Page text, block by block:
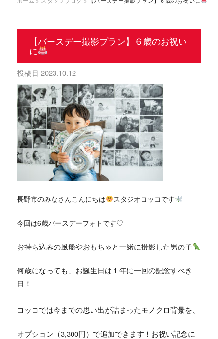
【バースデー撮影プラン】６歳のお祝い
に
投稿日 2023.10.12
長野市のみなさんこんにちは スタジオコッコです
今回は6歳バースデーフォトです♡
お持ち込みの風船やおもちゃと一緒に撮影した男の子
何歳になっても、お誕生日は１年に一回の記念すべき
日！
コッコでは今までの思い出が詰まったモノクロ背景を、
オプション（3,300円）で追加できます！お祝い記念に